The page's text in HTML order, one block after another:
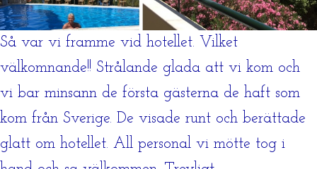
Så var vi framme vid hotellet. Vilket
välkomnande!! Strålande glada att vi kom och
vi bar minsann de första gästerna de haft som
kom från Sverige. De visade runt och berättade
glatt om hotellet. All personal vi mötte tog i